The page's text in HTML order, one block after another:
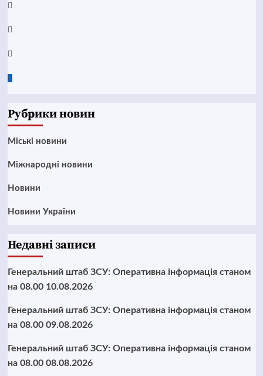
Telegram
Instagram
Twitter
Google
Рубрики новин
Mіські новини
Міжнародні новини
Новини
Новини України
Недавні записи
Генеральний штаб ЗСУ: Оперативна інформація станом
на 08.00 10.08.2026
Генеральний штаб ЗСУ: Оперативна інформація станом
на 08.00 09.08.2026
Генеральний штаб ЗСУ: Оперативна інформація станом
на 08.00 08.08.2026